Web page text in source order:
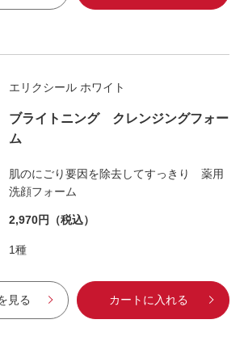
エリクシール ホワイト
ブライトニング クレンジングフォー
ム
肌のにごり要因を除去してすっきり 薬用
洗顔フォーム
2,970円 （税込）
1種
見る カートに入れる